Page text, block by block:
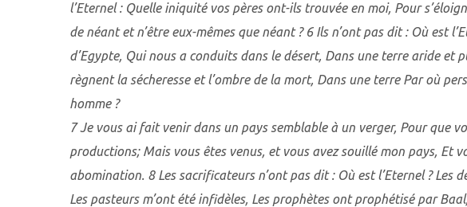
l’Eternel : Quelle iniquité vos pères ont-ils trouvée en moi, Pour
de néant et n’être eux-mêmes que néant ? 6 Ils n’ont pas dit : Où est
d’Egypte, Qui nous a conduits dans le désert, Dans une terre aride et
règnent la sécheresse et l’ombre de la mort, Dans une terre Par où
homme ?
7 Je vous ai fait venir dans un pays semblable à un verger, Pour que
productions; Mais vous êtes venus, et vous avez souillé mon pays, Et
abomination. 8 Les sacrificateurs n’ont pas dit : Où est l’Eternel ? Les
Les pasteurs m’ont été infidèles, Les prophètes ont prophétisé par